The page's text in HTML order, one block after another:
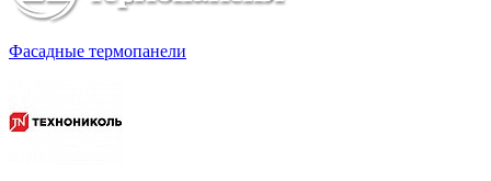
Фасадные термопанели